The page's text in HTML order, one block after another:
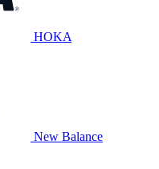
HOKA
New Balance